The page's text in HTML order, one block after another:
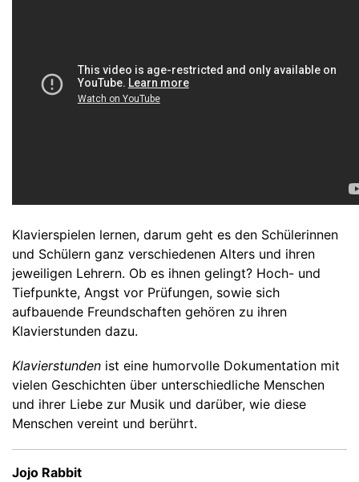
Klavierspielen lernen, darum geht es den Schülerinnen
und Schülern ganz verschiedenen Alters und ihren
jeweiligen Lehrern. Ob es ihnen gelingt? Hoch- und
Tiefpunkte, Angst vor Prüfungen, sowie sich
aufbauende Freundschaften gehören zu ihren
Klavierstunden dazu.
Klavierstunden ist eine humorvolle Dokumentation mit
vielen Geschichten über unterschiedliche Menschen
und ihrer Liebe zur Musik und darüber, wie diese
Menschen vereint und berührt.
Jojo Rabbit